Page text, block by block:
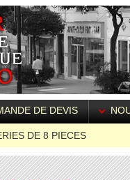
DE DEVIS
DE 8 PIECES